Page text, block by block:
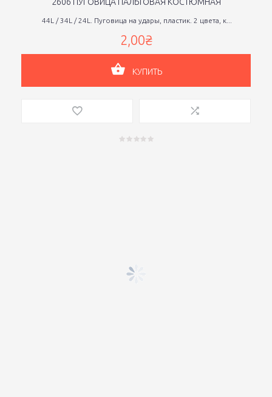
44L / 34L / 24L. Пуговица на удары, пластик. 2 цвета, к...
2,00₴
КУПИТЬ